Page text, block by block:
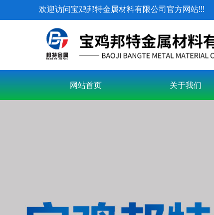
欢迎访问宝鸡邦特金属材料有限公司官方网站!!!
网站首页 关于我们